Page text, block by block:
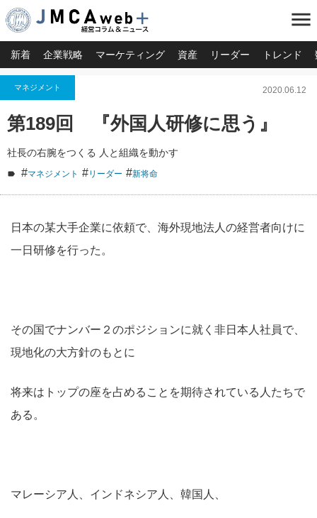
menu
新着 企業戦略 マーケティング 資産 リーダー トレンド
マネジメント 2020.06.12
第189回 『外国人研修に思う』
社長の右腕をつくる 人と組織を動かす
#マネジメント #リーダー #新将命
日本の某大手企業に依頼で、海外現地法人の経営者向けに
一日研修を行った。
その国でナンバー２のポジションに就く非日本人社員で、
現地化の大方針のもとに
将来はトップの座を占めることを期待されている人たちで
ある。
マレーシア人、インドネシア人、韓国人、